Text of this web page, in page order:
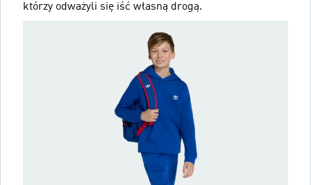
którzy odważyli się iść własną drogą.